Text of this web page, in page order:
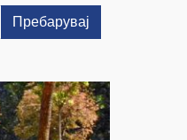
Пребарувај